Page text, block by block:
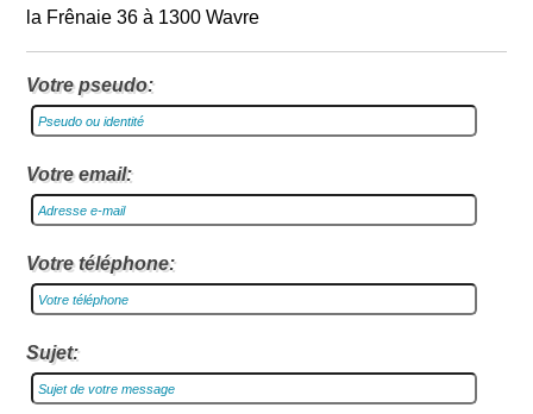
la Frênaie 36 à 1300 Wavre
Votre pseudo:
Votre email:
Votre téléphone:
Sujet: